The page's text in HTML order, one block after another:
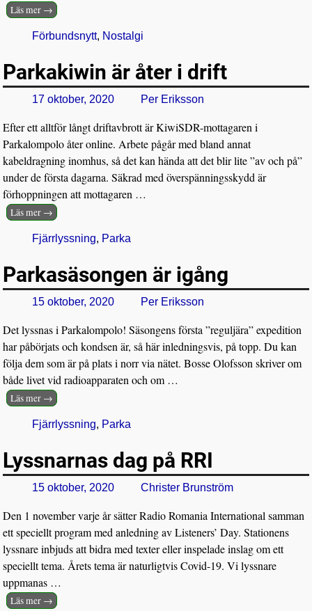
Läs mer →
Förbundsnytt, Nostalgi
Parkakiwin är åter i drift
17 oktober, 2020 Per Eriksson
Efter ett alltför långt driftavbrott är KiwiSDR-mottagaren i
Parkalompolo åter online. Arbete pågår med bland annat
kabeldragning inomhus, så det kan hända att det blir lite ”av och på”
under de första dagarna. Säkrad med överspänningsskydd är
förhoppningen att mottagaren …
Läs mer →
Fjärrlyssning, Parka
Parkasäsongen är igång
15 oktober, 2020 Per Eriksson
Det lyssnas i Parkalompolo! Säsongens första ”reguljära” expedition
har påbörjats och kondsen är, så här inledningsvis, på topp. Du kan
följa dem som är på plats i norr via nätet. Bosse Olofsson skriver om
både livet vid radioapparaten och om …
Läs mer →
Fjärrlyssning, Parka
Lyssnarnas dag på RRI
15 oktober, 2020 Christer Brunström
Den 1 november varje år sätter Radio Romania International samman
ett speciellt program med anledning av Listeners’ Day. Stationens
lyssnare inbjuds att bidra med texter eller inspelade inslag om ett
speciellt tema. Årets tema är naturligtvis Covid-19. Vi lyssnare
uppmanas …
Läs mer →